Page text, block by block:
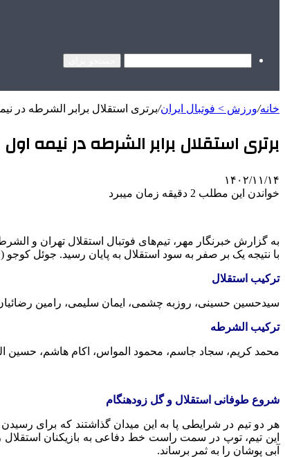
خانه/ورزش > فوتبال ایران/برتری استقلال برابر الشرطه در
برتری استقلال برابر الشرطه در نیمه اول
۱۴۰۲/۱۱/۱۴
خواندن این مطلب 2 دقیقه زمان میبرد
با نتیجه یک بر صفر به سود استقلال به پایان رسید. جوئل کوجو (۴) گل استقلال در نیمه اول را به ثمر رساند.
ترکیب استقلال
سیدحسین حسینی، روزبه چشمی، ایمان سلیمی، رامین
ترکیب الشرطه
محمد کریم، سجاد جاسم، محمود المواس، اکام هاشم، حسین
شروع طوفانی استقلال و گل زودهنگام
این تیم، توپ در سمت راست خط دفاعی به بازیکنان
آبی پوشان را به ثمر برساند.